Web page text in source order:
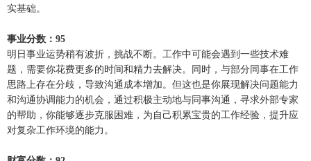
实基础。
事业分数：95
明日事业运势稍有波折，挑战不断。工作中可能会遇到一些技术难
题，需要你花费更多的时间和精力去解决。同时，与部分同事在工作
思路上存在分歧，导致沟通成本增加。但这也是你展现解决问题能力
和沟通协调能力的机会，通过积极主动地与同事沟通，寻求外部专家
的帮助，你能够逐步克服困难，为自己积累宝贵的工作经验，提升应
对复杂工作环境的能力。